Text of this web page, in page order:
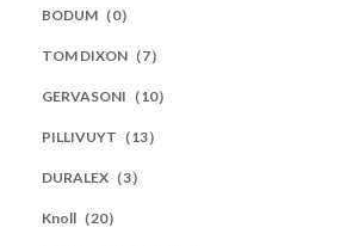
BODUM（0）
TOM DIXON（7）
GERVASONI（10）
PILLIVUYT（13）
DURALEX（3）
Knoll（20）